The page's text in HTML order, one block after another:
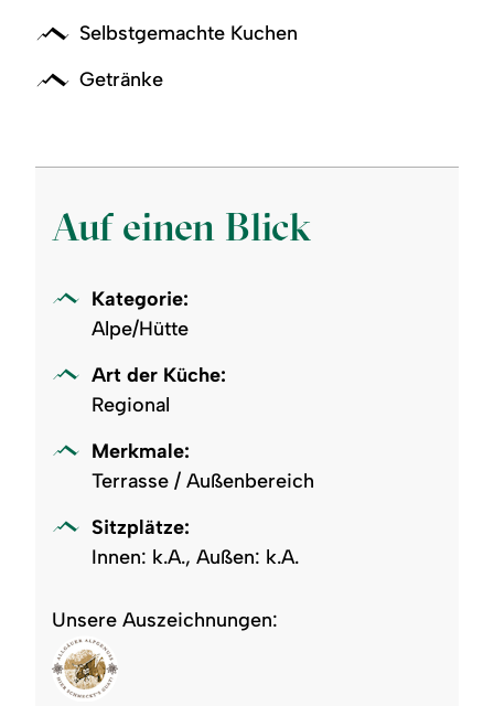
Selbstgemachte Kuchen
Getränke
Auf einen Blick
Kategorie:
Alpe/Hütte
Art der Küche:
Regional
Merkmale:
Terrasse / Außenbereich
Sitzplätze:
Innen: k.A., Außen: k.A.
Unsere Auszeichnungen: